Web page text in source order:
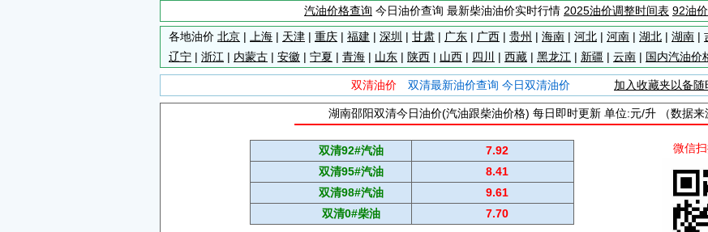
汽油价格查询 今日油价查询 最新柴油油价实时行情 2025油价调整时间表 92油价
各地油价 北京 | 上海 | 天津 | 重庆 | 福建 | 深圳 | 甘肃 | 广东 | 广西 | 贵州 | 海南 | 河北 | 河南 | 湖北 | 湖南 |
辽宁 | 浙江 | 内蒙古 | 安徽 | 宁夏 | 青海 | 山东 | 陕西 | 山西 | 四川 | 西藏 | 黑龙江 | 新疆 | 云南 | 国内汽油价
双清油价 双清最新油价查询 今日双清油价 加入收藏夹以备随
湖南邵阳双清今日油价(汽油跟柴油价格) 每日即时更新 单位:元/升 （数据来
双清92#汽油
7.92
双清95#汽油
8.41
双清98#汽油
9.61
双清0#柴油
7.70
微信